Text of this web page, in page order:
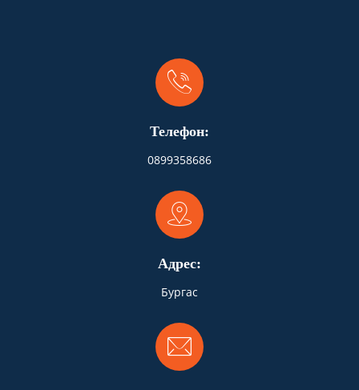
Телефон:
0899358686
Адрес:
Бургас